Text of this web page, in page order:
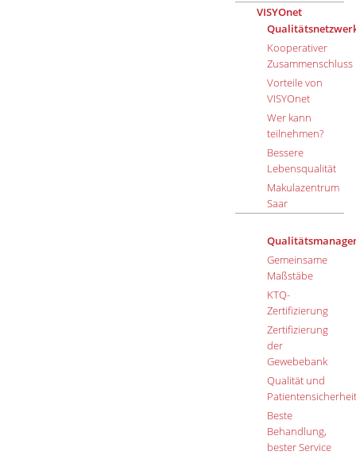
VISYOnet
Kooperativer
Zusammenschluss
Vorteile von
VISYOnet
Wer kann
teilnehmen?
Bessere
Lebensqualität
Makulazentrum
Saar
Gemeinsame
Maßstäbe
KTQ-
Zertifizierung
Zertifizierung
der
Gewebebank
Qualität und
Patientensicherheit
Beste
Behandlung,
bester Service